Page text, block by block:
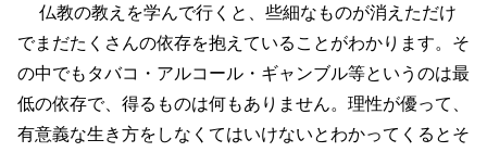
仏教の教えを学んで行くと、些細なものが消えただけ
でまだたくさんの依存を抱えていることがわかります。そ
の中でもタバコ・アルコール・ギャンブル等というのは最
低の依存で、得るものは何もありません。理性が優って、
有意義な生き方をしなくてはいけないとわかってくるとそ